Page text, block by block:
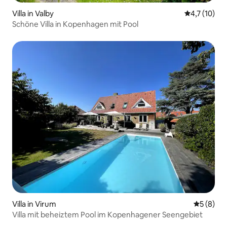
Villa in Valby
4,7 (10)
Schöne Villa in Kopenhagen mit Pool
Villa in Virum
5 (8)
Villa mit beheiztem Pool im Kopenhagener Seengebiet